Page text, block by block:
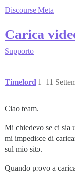
Discourse Meta
Carica
Supporto
Timelord 11
1
Ciao team.
Mi chiedevo se ci sia
mi impedisce di
sul mio sito.
Quando provo a